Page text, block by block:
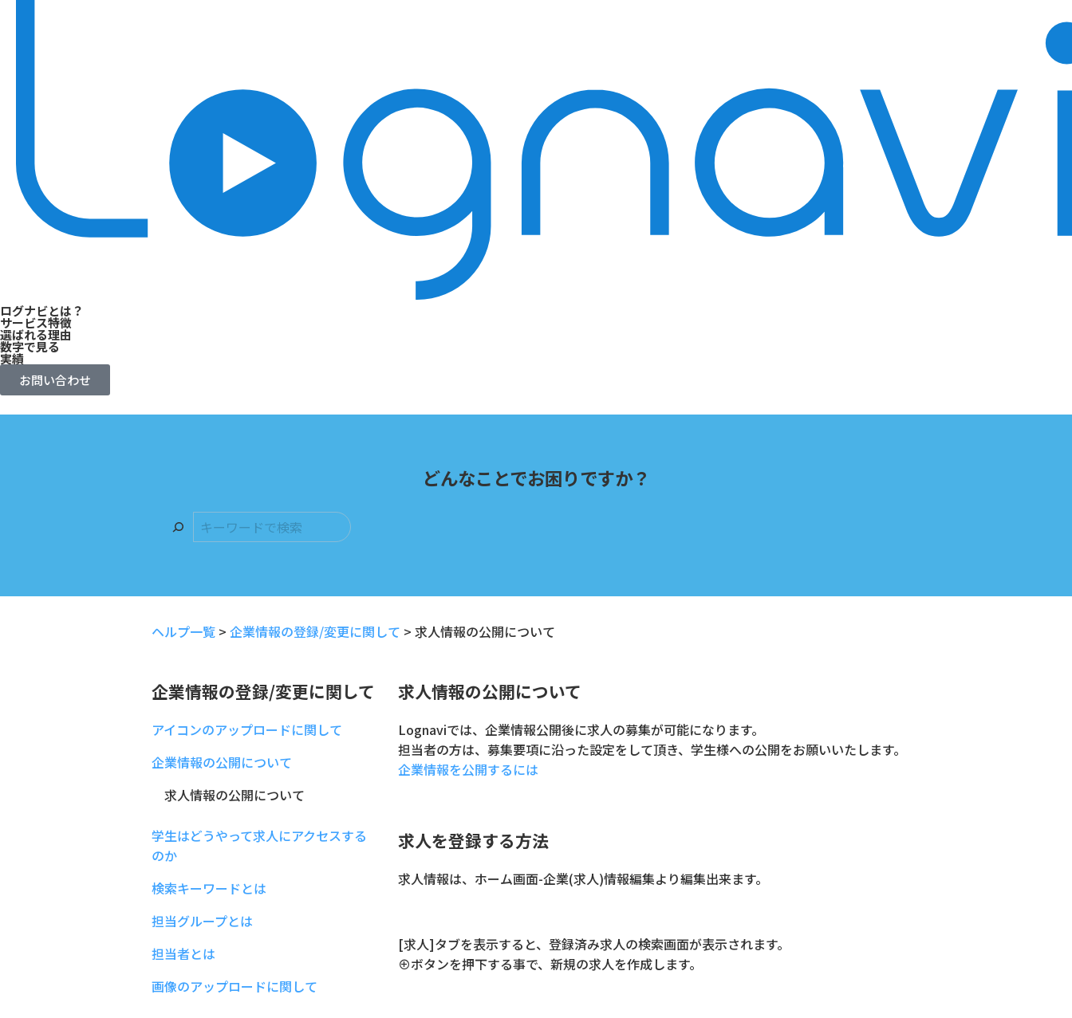
ログナビとは？
サービス特徴
選ばれる理由
数字で見る
実績
お問い合わせ
どんなことでお困りですか？
ヘルプ一覧 > 企業情報の登録/変更に関して > 求人情報の公開について
企業情報の登録/変更に関して
アイコンのアップロードに関して
企業情報の公開について
求人情報の公開について
学生はどうやって求人にアクセスする
のか
検索キーワードとは
担当グループとは
担当者とは
画像のアップロードに関して
求人情報の公開について
Lognaviでは、企業情報公開後に求人の募集が可能になります。
担当者の方は、募集要項に沿った設定をして頂き、学生様への公開をお願いいたします。
企業情報を公開するには
求人を登録する方法
求人情報は、ホーム画面-企業(求人)情報編集より編集出来ます。
[求人]タブを表示すると、登録済み求人の検索画面が表示されます。
⊕ボタンを押下する事で、新規の求人を作成します。